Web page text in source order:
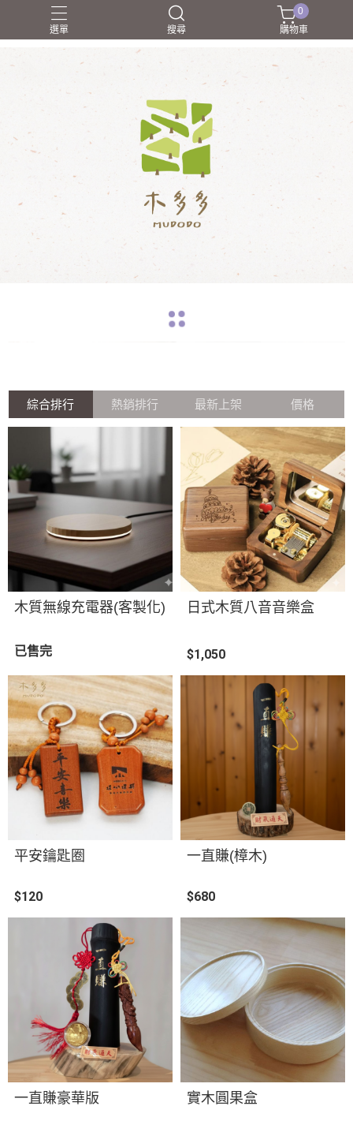
選單 搜尋
合作廠商介紹 職人介紹 送朋友
0
購物車
綜合排行 熱銷排行 最新上架 價格
木質無線充電器(客製化)
已售完
日式木質八音音樂盒
$1,050
平安鑰匙圈
$120
一直賺(樟木)
$680
一直賺豪華版 實木圓果盒